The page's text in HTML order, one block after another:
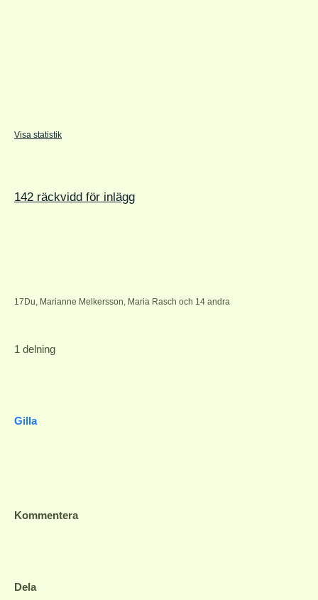
Visa statistik
142 räckvidd för inlägg
17 Du, Marianne Melkersson, Maria Rasch och 14 andra
1 delning
Gilla
Kommentera
Dela